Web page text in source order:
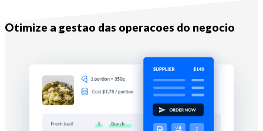
Otimize a gestao das operacoes do negocio